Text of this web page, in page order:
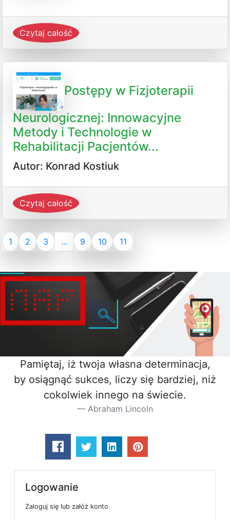
Czytaj całość
Postępy w Fizjoterapii
Neurologicznej: Innowacyjne
Metody i Technologie w
Rehabilitacji Pacjentów...
Autor: Konrad Kostiuk
Czytaj całość
1 2 3 ... 9 10 11
Pamiętaj, iż twoja własna determinacja,
by osiągnąć sukces, liczy się bardziej, niż
cokolwiek innego na świecie.
Abraham Lincoln
Logowanie
Zaloguj się lub załóż konto